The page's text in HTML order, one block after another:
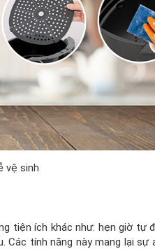
vệ sinh
tiện ích khác như: hẹn giờ tự
tính năng này mang lại